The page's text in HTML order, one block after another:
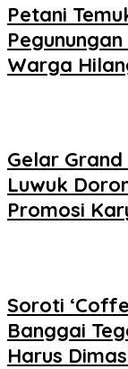
Petani
Warga
Gelar Grand
Luwuk
Promosi
Soroti
Banggai
Harus